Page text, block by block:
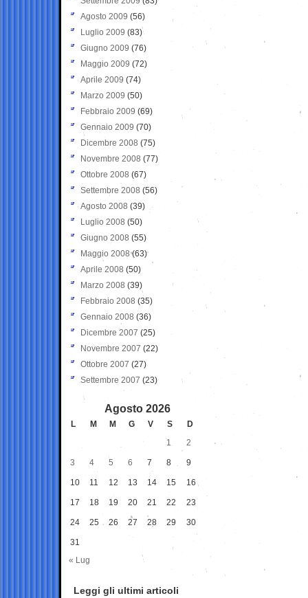
Agosto 2009 (56)
Luglio 2009 (83)
Giugno 2009 (76)
Maggio 2009 (72)
Aprile 2009 (74)
Marzo 2009 (50)
Febbraio 2009 (69)
Gennaio 2009 (70)
Dicembre 2008 (75)
Novembre 2008 (77)
Ottobre 2008 (67)
Settembre 2008 (56)
Agosto 2008 (39)
Luglio 2008 (50)
Giugno 2008 (55)
Maggio 2008(63)
Aprile 2008 (50)
Marzo 2008 (39)
Febbraio 2008 (35)
Gennaio 2008 (36)
Dicembre 2007 (25)
Novembre 2007 (22)
Ottobre 2007 (27)
Settembre 2007 (23)
Agosto 2026
L M M G V S
D
1
2
3 4 5 6 7 8 9
10 11 12 13 14 15 16
17 18 19 20 21 22 23
24 25 26 27 28 29 30
31
« Lug
Leggi gli ultimi articoli